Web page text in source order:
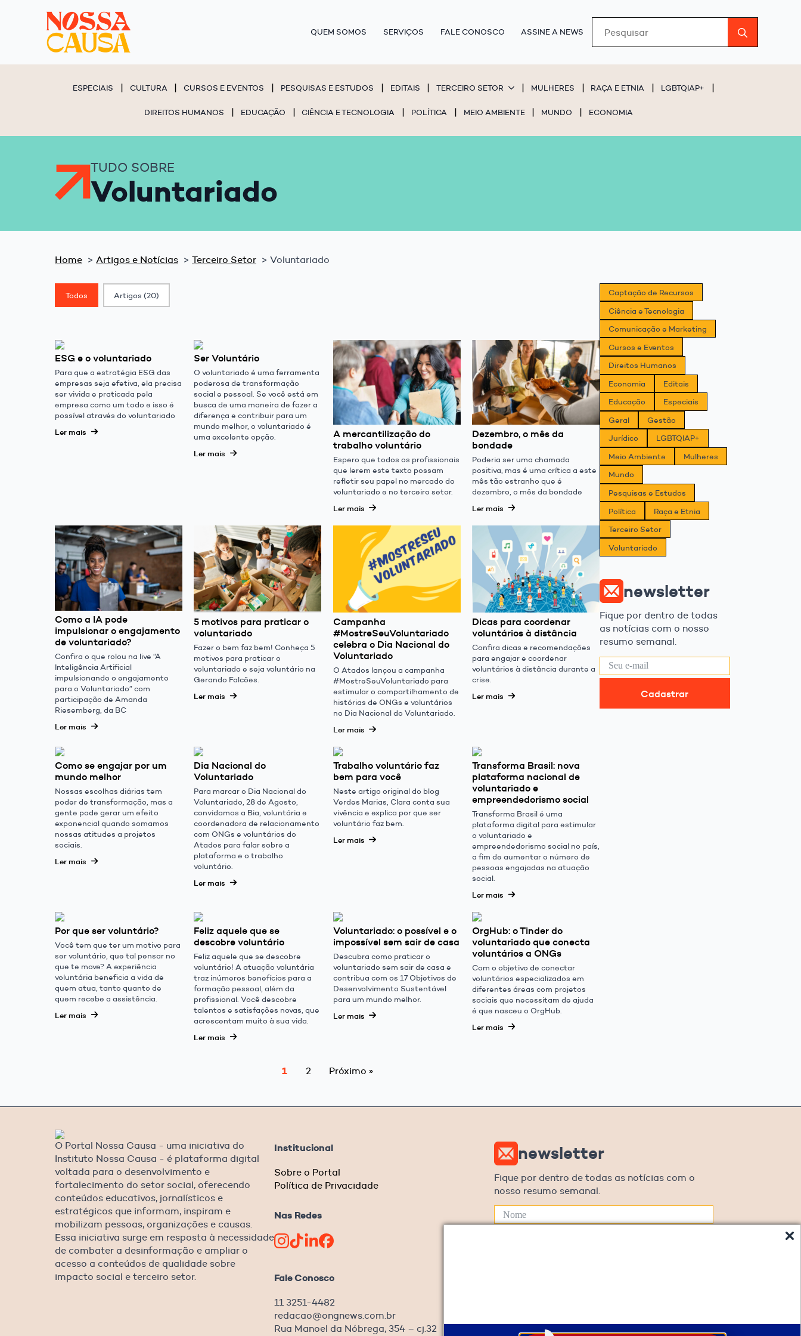
QUEM SOMOS SERVIÇOS FALE CONOSCO ASSINE A NEWS
ESPECIAIS CULTURA CURSOS E EVENTOS PESQUISAS E ESTUDOS EDITAIS TERCEIRO SETOR MULHERES RAÇA E ETNIA LGBTQIAP+
DIREITOS HUMANOS EDUCAÇÃO CIÊNCIA E TECNOLOGIA POLÍTICA MEIO AMBIENTE MUNDO ECONOMIA
TUDO SOBRE
Voluntariado
Home Artigos e Notícias Terceiro Setor Voluntariado
Classif. Post
Todos Artigos (20)
ESG e o voluntariado
Para que a estratégia ESG das
empresas seja efetiva, ela precisa
ser vivida e praticada pela
empresa como um todo e isso é
possível através do voluntariado
Ler mais
Ser Voluntário
O voluntariado é uma ferramenta
poderosa de transformação
social e pessoal. Se você está em
busca de uma maneira de fazer a
diferença e contribuir para um
mundo melhor, o voluntariado é
uma excelente opção.
Ler mais
A mercantilização do
trabalho voluntário
Espero que todos os profissionais
que lerem este texto possam
refletir seu papel no mercado do
voluntariado e no terceiro setor.
Ler mais
Dezembro, o mês da
bondade
Poderia ser uma chamada
positiva, mas é uma crítica a este
mês tão estranho que é
dezembro, o mês da bondade
Ler mais
Como a IA pode
impulsionar o engajamento
de voluntariado?
Confira o que rolou na live “A
Inteligência Artificial
impulsionando o engajamento
para o Voluntariado” com
participação de Amanda
Riesemberg, da BC
Ler mais
5 motivos para praticar o
voluntariado
Fazer o bem faz bem! Conheça 5
motivos para praticar o
voluntariado e seja voluntário na
Gerando Falcões.
Ler mais
Campanha
#MostreSeuVoluntariado
celebra o Dia Nacional do
Voluntariado
O Atados lançou a campanha
#MostreSeuVoluntariado para
estimular o compartilhamento de
histórias de ONGs e voluntários
no Dia Nacional do Voluntariado.
Ler mais
Dicas para coordenar
voluntários à distância
Confira dicas e recomendações
para engajar e coordenar
voluntários à distância durante a
crise.
Ler mais
Como se engajar por um
mundo melhor
Nossas escolhas diárias tem
poder de transformação, mas a
gente pode gerar um efeito
exponencial quando somamos
nossas atitudes a projetos
sociais.
Ler mais
Dia Nacional do
Voluntariado
Para marcar o Dia Nacional do
Voluntariado, 28 de Agosto,
convidamos a Bia, voluntária e
coordenadora de relacionamento
com ONGs e voluntários do
Atados para falar sobre a
plataforma e o trabalho
voluntário.
Ler mais
Trabalho voluntário faz
bem para você
Neste artigo original do blog
Verdes Marias, Clara conta sua
vivência e explica por que ser
voluntário faz bem.
Ler mais
Transforma Brasil: nova
plataforma nacional de
voluntariado e
empreendedorismo social
Transforma Brasil é uma
plataforma digital para estimular
o voluntariado e
empreendedorismo social no país,
a fim de aumentar o número de
pessoas engajadas na atuação
social.
Ler mais
Por que ser voluntário?
Você tem que ter um motivo para
ser voluntário, que tal pensar no
que te move? A experiência
voluntária beneficia a vida de
quem atua, tanto quanto de
quem recebe a assistência.
Ler mais
Feliz aquele que se
descobre voluntário
Feliz aquele que se descobre
voluntário! A atuação voluntária
traz inúmeros benefícios para a
formação pessoal, além da
profissional. Você descobre
talentos e satisfações novas, que
acrescentam muito à sua vida.
Ler mais
Voluntariado: o possível e o
impossível sem sair de casa
Descubra como praticar o
voluntariado sem sair de casa e
contribua com os 17 Objetivos de
Desenvolvimento Sustentável
para um mundo melhor.
Ler mais
OrgHub: o Tinder do
voluntariado que conecta
voluntários a ONGs
Com o objetivo de conectar
voluntários especializados em
diferentes áreas com projetos
sociais que necessitam de ajuda
é que nasceu o OrgHub.
Ler mais
1 2 Próximo »
Captação de Recursos
Ciência e Tecnologia
Comunicação e Marketing
Cursos e Eventos
Direitos Humanos
Economia
Editais
Educação
Especiais
Geral
Gestão
Jurídico
LGBTQIAP+
Meio Ambiente
Mulheres
Mundo
Pesquisas e Estudos
Política
Raça e Etnia
Terceiro Setor
Voluntariado
newsletter
Fique por dentro de todas
as notícias com o nosso
resumo semanal.
Cadastrar
O Portal Nossa Causa - uma iniciativa do
Instituto Nossa Causa - é plataforma digital
voltada para o desenvolvimento e
fortalecimento do setor social, oferecendo
conteúdos educativos, jornalísticos e
estratégicos que informam, inspiram e
mobilizam pessoas, organizações e causas.
Essa iniciativa surge em resposta à necessidade
de combater a desinformação e ampliar o
acesso a conteúdos de qualidade sobre
impacto social e terceiro setor.
Institucional
Sobre o Portal
Política de Privacidade
Nas Redes
Fale Conosco
11 3251-4482
redacao@ongnews.com.br
Rua Manoel da Nóbrega, 354 – cj.32
newsletter
Fique por dentro de todas as notícias com o
nosso resumo semanal.